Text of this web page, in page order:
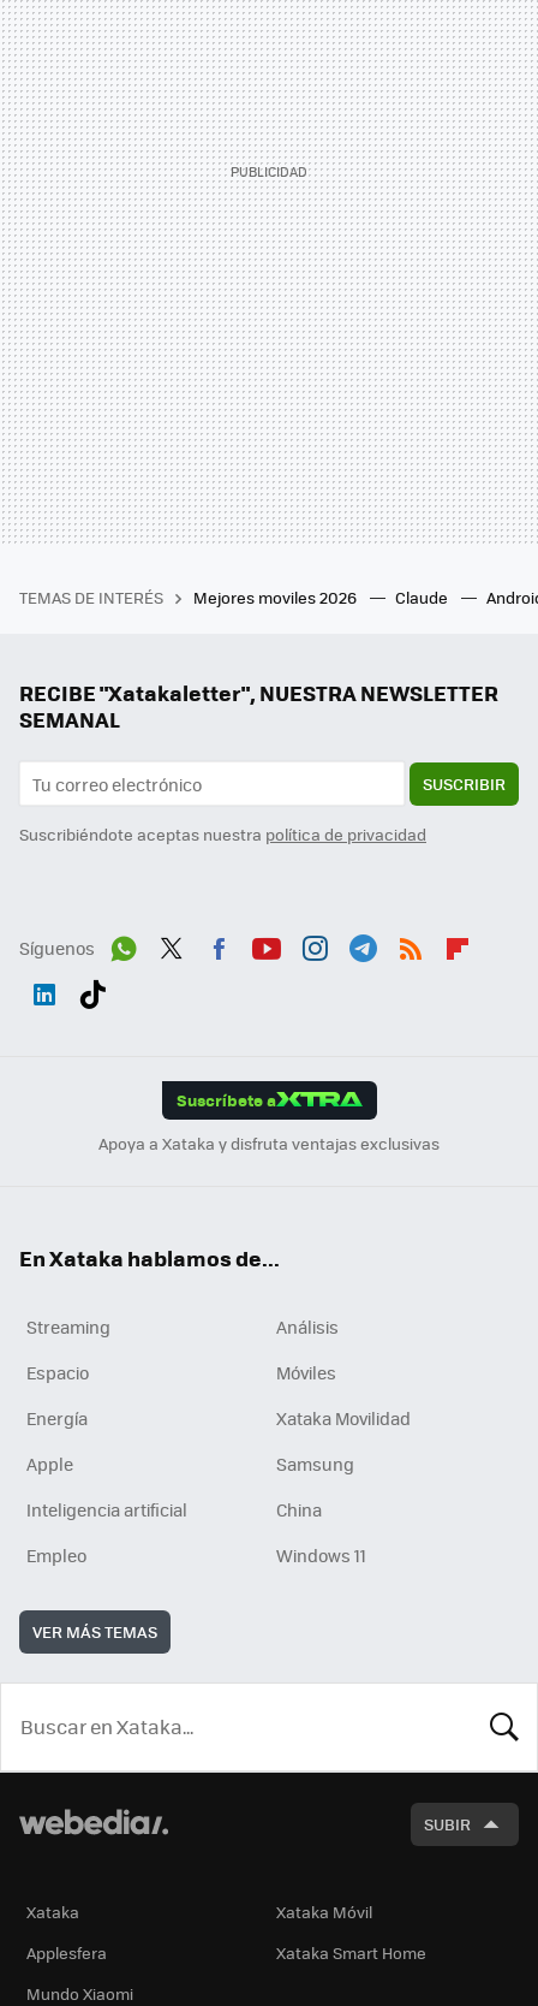
TEMAS DE INTERÉS Mejores moviles 2026 Claude
RECIBE "Xatakaletter", NUESTRA NEWSLETTER
SEMANAL
SUSCRIBIR
Suscribiéndote aceptas nuestra política de privacidad
Síguenos
Suscríbete a
Apoya a Xataka y disfruta ventajas exclusivas
En Xataka hablamos de...
Streaming
Análisis
Espacio
Móviles
Energía
Xataka Movilidad
Apple
Samsung
Inteligencia artificial
China
Empleo
Windows 11
VER MÁS TEMAS
SUBIR
Xataka
Xataka Móvil
Applesfera
Xataka Smart Home
Mundo Xiaomi